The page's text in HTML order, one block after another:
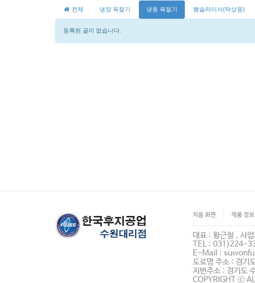
전체 냉장 육절기 냉동 육절기 햄슬라이서(탁상용)
등록된 글이 없습니다.
처음 화면 제품 정보
대표 : 황근철 , 사
TEL : 031)224-
E-Mail :
도로명 주소 : 경기
지번주소 : 경기도
COPYRIGHT ⓒ